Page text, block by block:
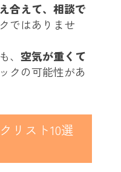
合えて、相談で
ではありませ
空気が重くて
クの可能性があ
リスト10選